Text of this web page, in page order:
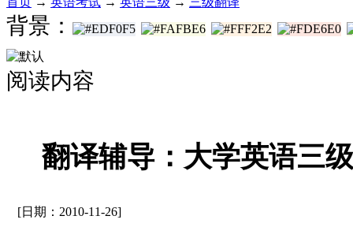
背景：
阅读内容
翻译辅导：大学英语三
[日期：2010-11-26]